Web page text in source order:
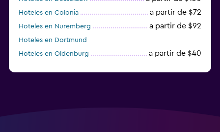
Hoteles en Colonia a partir de $72
Hoteles en Nuremberg a partir de $92
Hoteles en Dortmund
Hoteles en Oldenburg
a partir de $40